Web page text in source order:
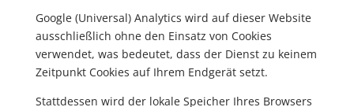
Google (Universal) Analytics wird auf dieser Website
ausschließlich ohne den Einsatz von Cookies
verwendet, was bedeutet, dass der Dienst zu keinem
Zeitpunkt Cookies auf Ihrem Endgerät setzt.
Stattdessen wird der lokale Speicher Ihres Browsers